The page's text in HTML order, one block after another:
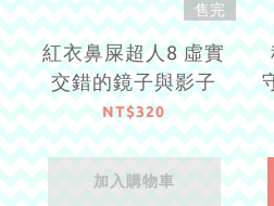
售完
紅衣鼻屎超人8 虛實
交錯的鏡子與影子
NT$320
加入購物車